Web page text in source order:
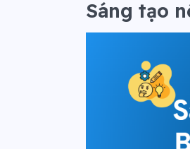
Sáng tạo